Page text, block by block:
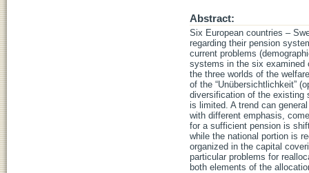
Abstract:
Six European countries –
regarding their pension
current problems
systems in the six examined
the three worlds of the
of the “Unübersichtlichkeit”
diversification of the existing
is limited. A trend can
with different emphasis,
for a sufficient pension is
while the national portion is
organized in the capital
particular problems for
both elements of the